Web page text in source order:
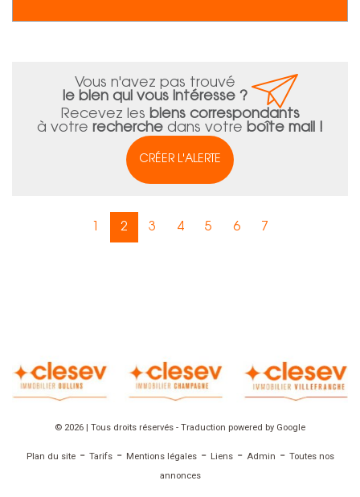
Vous n'avez pas trouvé
le bien qui vous intéresse ?
Recevez les biens correspondants
à votre recherche dans votre boîte mail !
CRÉER L'ALERTE
2 3 4 5 6 7
© 2026 | Tous droits réservés - Traduction powered by Google
Plan du site- Tarifs- Mentions légales- Liens- Admin - Toutes nos
annonces